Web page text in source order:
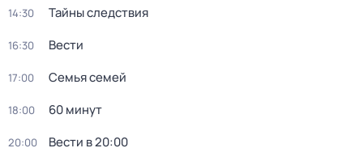
14:30 Тайны следствия
16:30 Вести
17:00 Семья семей
18:00 60 минут
20:00 Вести в 20:00